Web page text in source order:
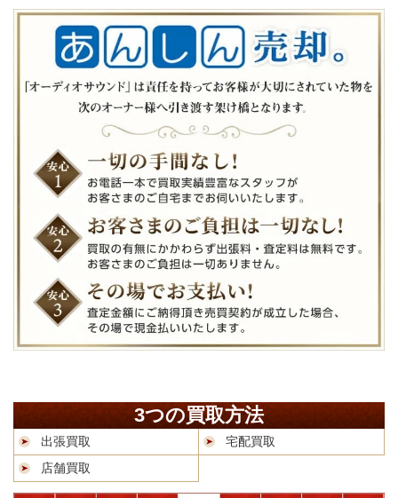
3つの買取方法
出張買取
宅配買取
店舗買取